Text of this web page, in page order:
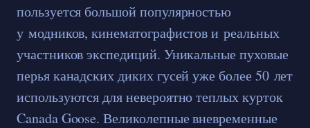
пользуется большой популярностью
у модников, кинематографистов и реальных
участников экспедиций. Уникальные пуховые
перья канадских диких гусей уже более 50 лет
используются для невероятно теплых курток
Canada Goose. Великолепные вневременные